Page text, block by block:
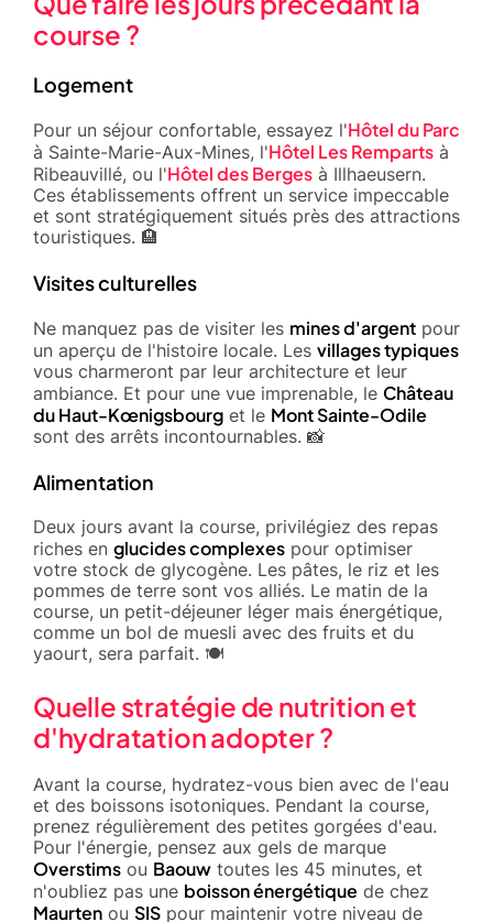
course ?
Logement
Pour un séjour confortable, essayez l'Hôtel du Parc
à Sainte-Marie-Aux-Mines, l'Hôtel Les Remparts à
Ribeauvillé, ou l'Hôtel des Berges à Illhaeusern.
Ces établissements offrent un service impeccable
et sont stratégiquement situés près des attractions
touristiques. 🏨
Visites culturelles
Ne manquez pas de visiter les mines d'argent pour
un aperçu de l'histoire locale. Les villages typiques
vous charmeront par leur architecture et leur
ambiance. Et pour une vue imprenable, le Château
du Haut-Kœnigsbourg et le Mont Sainte-Odile
sont des arrêts incontournables. 📸
Alimentation
Deux jours avant la course, privilégiez des repas
riches en glucides complexes pour optimiser
votre stock de glycogène. Les pâtes, le riz et les
pommes de terre sont vos alliés. Le matin de la
course, un petit-déjeuner léger mais énergétique,
comme un bol de muesli avec des fruits et du
yaourt, sera parfait. 🍽️
Quelle stratégie de nutrition et
d'hydratation adopter ?
Avant la course, hydratez-vous bien avec de l'eau
et des boissons isotoniques. Pendant la course,
prenez régulièrement des petites gorgées d'eau.
Pour l'énergie, pensez aux gels de marque
Overstims ou Baouw toutes les 45 minutes, et
n'oubliez pas une boisson énergétique de chez
Maurten ou SIS pour maintenir votre niveau de